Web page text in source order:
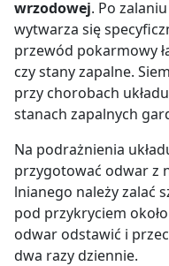
wrzodowej. Po
wytwarza się
przewód pokarmowy
czy stany zapalne.
przy chorobach
stanach zapalnych
Na podrażnienia
przygotować odwar z
lnianego należy zalać
pod przykryciem
odwar odstawić i
dwa razy dziennie.